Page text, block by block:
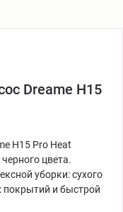
Dreame H15
H15 Pro Heat
цвета.
уборки: сухого
покрытий и быстрой